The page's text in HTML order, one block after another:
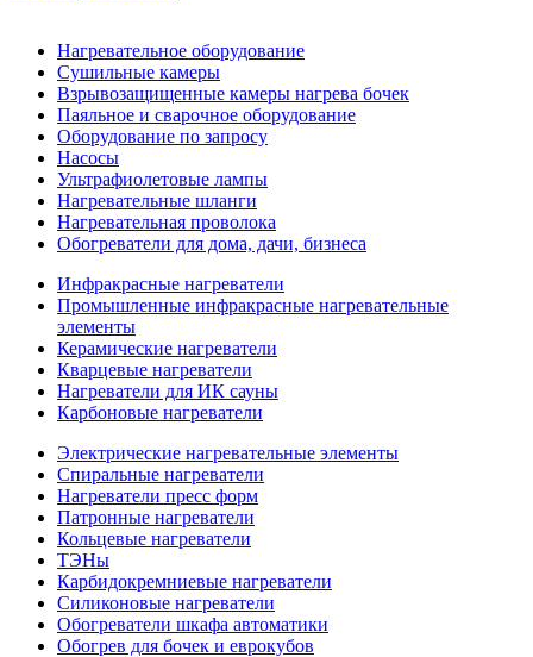
Нагревательное оборудование
Сушильные камеры
Взрывозащищенные камеры нагрева бочек
Паяльное и сварочное оборудование
Оборудование по запросу
Насосы
Ультрафиолетовые лампы
Нагревательные шланги
Нагревательная проволока
Обогреватели для дома, дачи, бизнеса
Инфракрасные нагреватели
Промышленные инфракрасные нагревательные
элементы
Керамические нагреватели
Кварцевые нагреватели
Нагреватели для ИК сауны
Карбоновые нагреватели
Электрические нагревательные элементы
Спиральные нагреватели
Нагреватели пресс форм
Патронные нагреватели
Кольцевые нагреватели
ТЭНы
Карбидокремниевые нагреватели
Силиконовые нагреватели
Обогреватели шкафа автоматики
Обогрев для бочек и еврокубов